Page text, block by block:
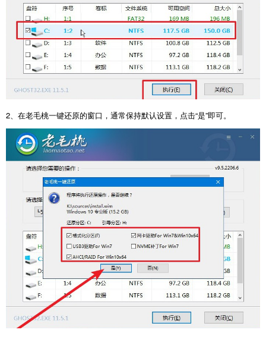
2、在老毛桃一键还原的窗口，通常保持默认设置，点击“是”即可。